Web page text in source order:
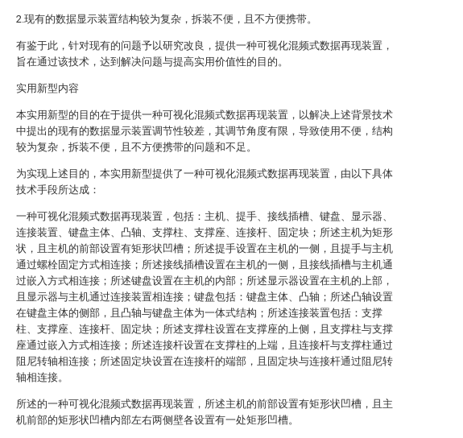
2.现有的数据显示装置结构较为复杂，拆装不便，且不方便携带。
有鉴于此，针对现有的问题予以研究改良，提供一种可视化混频式数据再现装置，
旨在通过该技术，达到解决问题与提高实用价值性的目的。
实用新型内容
本实用新型的目的在于提供一种可视化混频式数据再现装置，以解决上述背景技术
中提出的现有的数据显示装置调节性较差，其调节角度有限，导致使用不便，结构
较为复杂，拆装不便，且不方便携带的问题和不足。
为实现上述目的，本实用新型提供了一种可视化混频式数据再现装置，由以下具体
技术手段所达成：
一种可视化混频式数据再现装置，包括：主机、提手、接线插槽、键盘、显示器、
连接装置、键盘主体、凸轴、支撑柱、支撑座、连接杆、固定块；所述主机为矩形
状，且主机的前部设置有矩形状凹槽；所述提手设置在主机的一侧，且提手与主机
通过螺栓固定方式相连接；所述接线插槽设置在主机的一侧，且接线插槽与主机通
过嵌入方式相连接；所述键盘设置在主机的内部；所述显示器设置在主机的上部，
且显示器与主机通过连接装置相连接；键盘包括：键盘主体、凸轴；所述凸轴设置
在键盘主体的侧部，且凸轴与键盘主体为一体式结构；所述连接装置包括：支撑
柱、支撑座、连接杆、固定块；所述支撑柱设置在支撑座的上侧，且支撑柱与支撑
座通过嵌入方式相连接；所述连接杆设置在支撑柱的上端，且连接杆与支撑柱通过
阻尼转轴相连接；所述固定块设置在连接杆的端部，且固定块与连接杆通过阻尼转
轴相连接。
所述的一种可视化混频式数据再现装置，所述主机的前部设置有矩形状凹槽，且主
机前部的矩形状凹槽内部左右两侧壁各设置有一处矩形凹槽。